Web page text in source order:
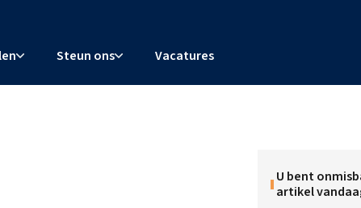
Steun ons Vacatures
U bent
artikel